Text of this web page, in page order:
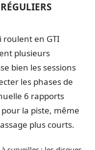
roulent en GTI
plusieurs
bien les sessions
les phases de
6 rapports
la piste, même
plus courts.